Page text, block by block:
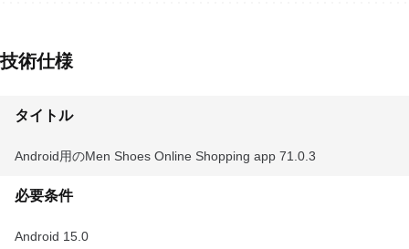
技術仕様
タイトル
Android用のMen Shoes Online Shopping app 71.0.3
必要条件
Android 15.0